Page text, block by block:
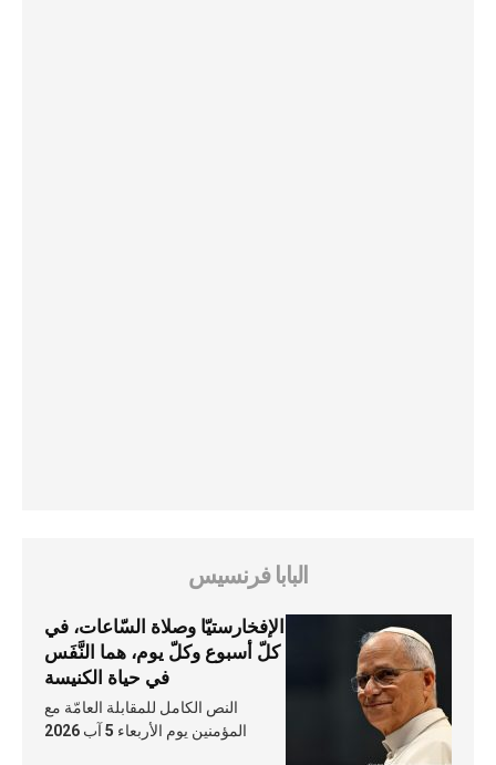
البابا فرنسيس
الإفخارستيّا وصلاة السّاعات، في
كلّ أسبوع وكلّ يوم، هما النَّفَس
في حياة الكنيسة
النص الكامل للمقابلة العامّة مع
المؤمنين يوم الأربعاء 5 آب 2026